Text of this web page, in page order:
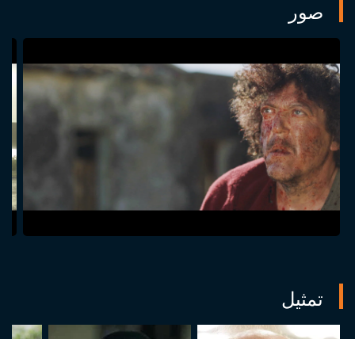
صور
تمثيل